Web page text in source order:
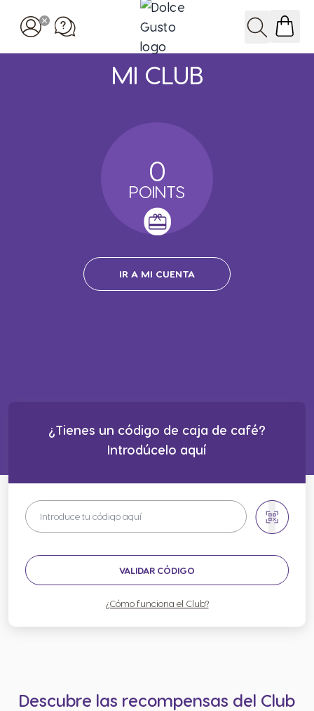
Buscar
MI CLUB
0
POINTS
IR A MI CUENTA
¿Tienes un código de caja de café?
Introdúcelo aquí
VALIDAR CÓDIGO
¿Cómo funciona el Club?
Descubre las recompensas del Club